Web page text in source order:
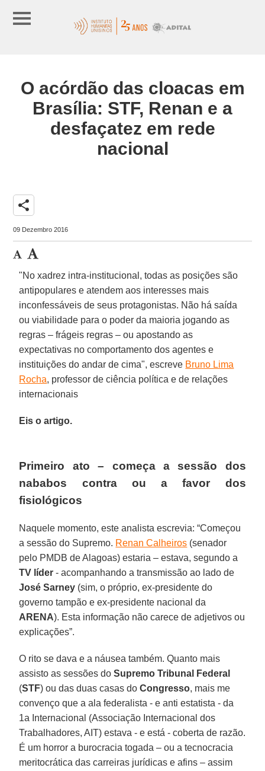
O acórdão das cloacas em
Brasília: STF, Renan e a
desfaçatez em rede
nacional
share
09 Dezembro 2016
"No xadrez intra-institucional, todas as posições são
antipopulares e atendem aos interesses mais
inconfessáveis de seus protagonistas. Não há saída
ou viabilidade para o poder da maioria jogando as
regras – frágeis regras – ou apostando as
expectativas no comportamento dos agentes e
instituições do andar de cima", escreve Bruno Lima
Rocha, professor de ciência política e de relações
internacionais
Eis o artigo.
Primeiro ato – começa a sessão dos
nababos contra ou a favor dos
fisiológicos
Naquele momento, este analista escrevia: “Começou
a sessão do Supremo. Renan Calheiros (senador
pelo PMDB de Alagoas) estaria – estava, segundo a
TV líder - acompanhando a transmissão ao lado de
José Sarney (sim, o próprio, ex-presidente do
governo tampão e ex-presidente nacional da
ARENA). Esta informação não carece de adjetivos ou
explicações”.
O rito se dava e a náusea também. Quanto mais
assisto as sessões doSupremo Tribunal Federal
(STF) ou das duas casas doCongresso, mais me
convenço que a ala federalista - e anti estatista - da
1a Internacional (Associação Internacional dos
Trabalhadores, AIT) estava - e está - coberta de razão.
É um horror a burocracia togada – ou a tecnocracia
meritocrática das carreiras jurídicas e afins – assim